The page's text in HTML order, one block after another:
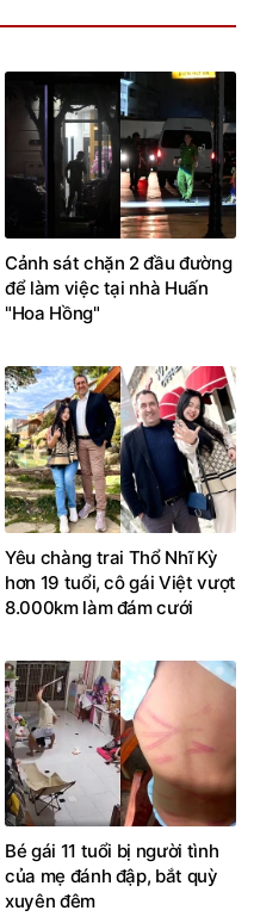
Cảnh sát chặn 2 đầu đường
để làm việc tại nhà Huấn
"Hoa Hồng"
Yêu chàng trai Thổ Nhĩ Kỳ
hơn 19 tuổi, cô gái Việt vượt
8.000km làm đám cưới
Bé gái 11 tuổi bị người tình
của mẹ đánh đập, bắt quỳ
xuyên đêm